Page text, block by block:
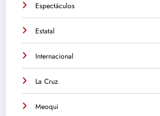
Espectáculos
Estatal
Internacional
La Cruz
Meoqui